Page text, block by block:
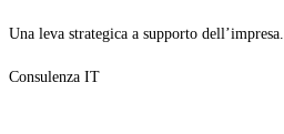
Una leva strategica a supporto dell’impresa.
Consulenza IT